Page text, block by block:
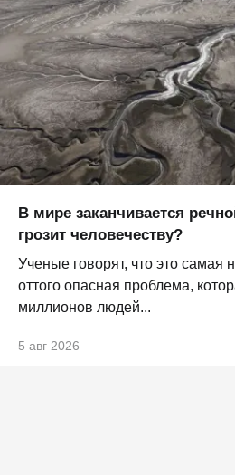
В мире заканчивается
грозит человечеству?
Ученые говорят, что это самая
оттого опасная проблема,
миллионов людей...
5 авг 2026